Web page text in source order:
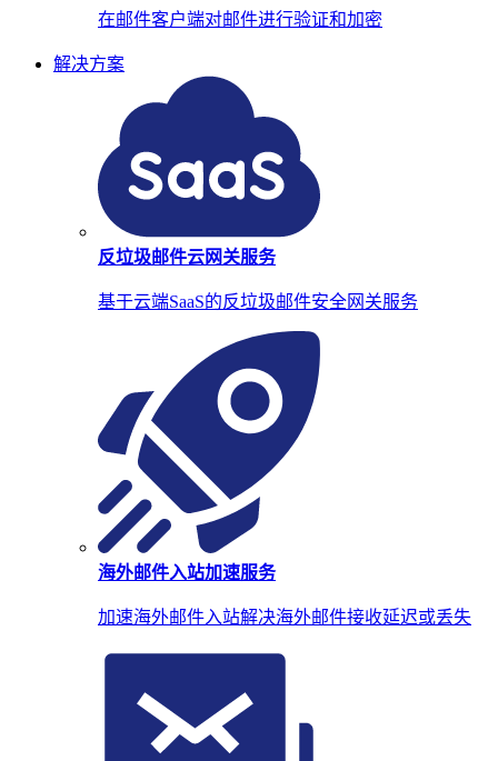
在邮件客户端对邮件进行验证和加密
解决方案
反垃圾邮件云网关服务
基于云端SaaS的反垃圾邮件安全网关服务
海外邮件入站加速服务
加速海外邮件入站解决海外邮件接收延迟或丢失